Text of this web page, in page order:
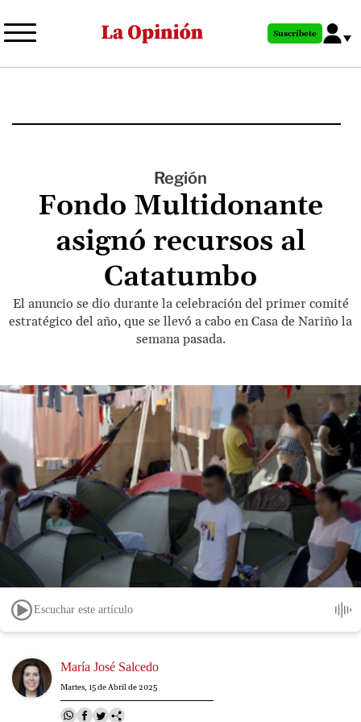
al
principal
Suscríbete
Región
Fondo Multidonante
asignó recursos al
Catatumbo
El anuncio se dio durante la celebración del primer comité
estratégico del año, que se llevó a cabo en Casa de Nariño la
semana pasada.
Escuchar este artículo
Image María José Salcedo
Martes, 15 de Abril de 2025